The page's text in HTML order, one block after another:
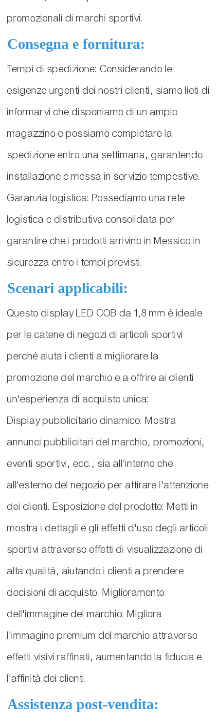
promozionali di marchi sportivi.
Consegna e fornitura:
Tempi di spedizione: Considerando le
esigenze urgenti dei nostri clienti, siamo lieti di
informarvi che disponiamo di un ampio
magazzino e possiamo completare la
spedizione entro una settimana, garantendo
installazione e messa in servizio tempestive.
Garanzia logistica: Possediamo una rete
logistica e distributiva consolidata per
garantire che i prodotti arrivino in Messico in
sicurezza entro i tempi previsti.
Scenari applicabili:
Questo display LED COB da 1,8 mm è ideale
per le catene di negozi di articoli sportivi
perché aiuta i clienti a migliorare la
promozione del marchio e a offrire ai clienti
un'esperienza di acquisto unica:
Display pubblicitario dinamico: Mostra
annunci pubblicitari del marchio, promozioni,
eventi sportivi, ecc., sia all'interno che
all'esterno del negozio per attirare l'attenzione
dei clienti. Esposizione del prodotto: Metti in
mostra i dettagli e gli effetti d'uso degli articoli
sportivi attraverso effetti di visualizzazione di
alta qualità, aiutando i clienti a prendere
decisioni di acquisto. Miglioramento
dell'immagine del marchio: Migliora
l'immagine premium del marchio attraverso
effetti visivi raffinati, aumentando la fiducia e
l'affinità dei clienti.
Assistenza post-vendita: